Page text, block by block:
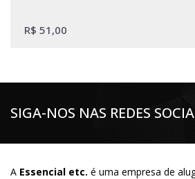
R$ 51,00
SIGA-NOS NAS REDES
A Essencial etc. é uma empresa de